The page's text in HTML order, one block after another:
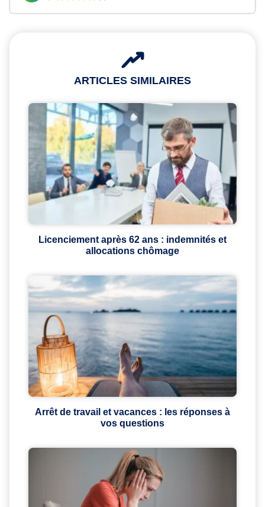
ARTICLES SIMILAIRES
Licenciement après 62 ans : indemnités et
allocations chômage
Arrêt de travail et vacances : les réponses à
vos questions